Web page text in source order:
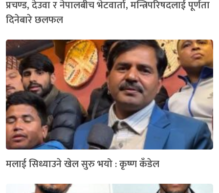
प्रचण्ड, देउवा र नेपालबीच भेटवार्ता, मन्त्रिपरिषदलाई पूर्णता
दिनेबारे छलफल
मलाई सिध्याउने खेल सुरु भयो : कृष्ण कँडेल